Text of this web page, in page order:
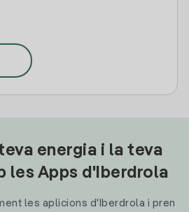
energia i la teva
les Apps d'Iberdrola
les aplicions d'Iberdrola i pren